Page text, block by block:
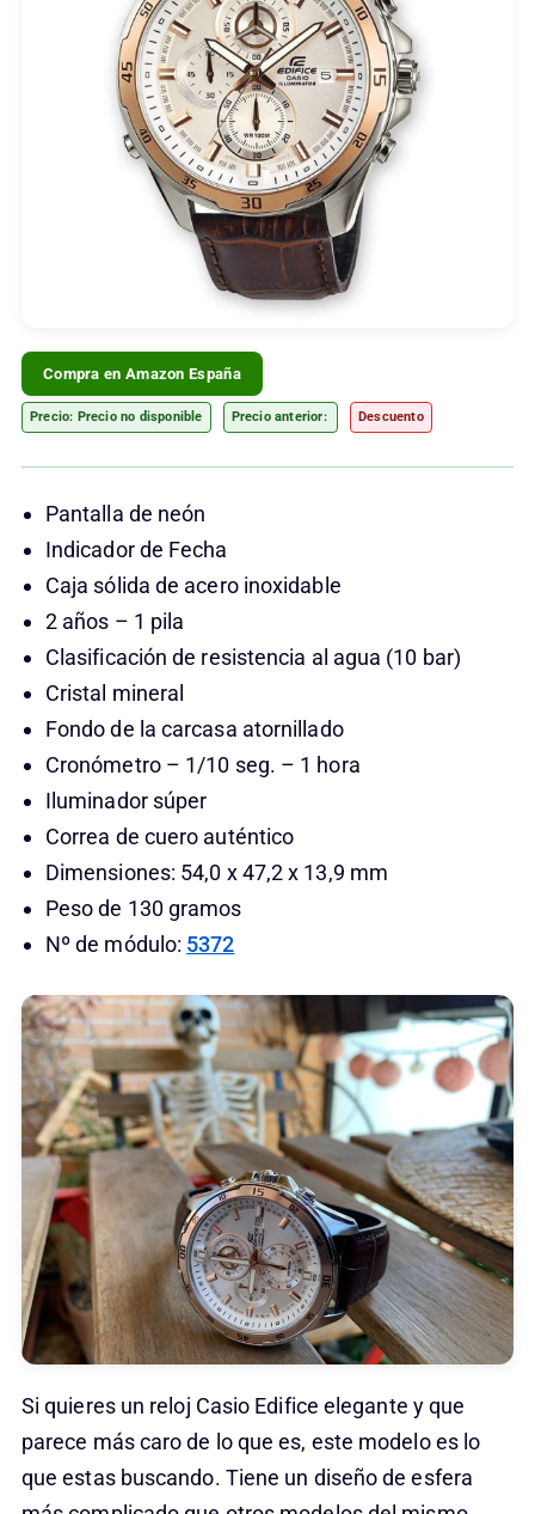
Compra en Amazon España
Precio: Precio no disponible Precio anterior: Descuento
Pantalla de neón
Indicador de Fecha
Caja sólida de acero inoxidable
2 años – 1 pila
Clasificación de resistencia al agua (10 bar)
Cristal mineral
Fondo de la carcasa atornillado
Cronómetro – 1/10 seg. – 1 hora
Iluminador súper
Correa de cuero auténtico
Dimensiones: 54,0 x 47,2 x 13,9 mm
Peso de 130 gramos
Nº de módulo: 5372
Si quieres un reloj Casio Edifice elegante y que
parece más caro de lo que es, este modelo es lo
que estas buscando. Tiene un diseño de esfera